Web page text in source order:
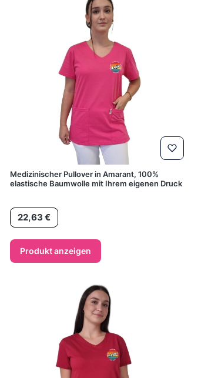
Medizinischer Pullover in Amarant, 100%
elastische Baumwolle mit Ihrem eigenen Druck
Preis22,63 €
Produkt anzeigen